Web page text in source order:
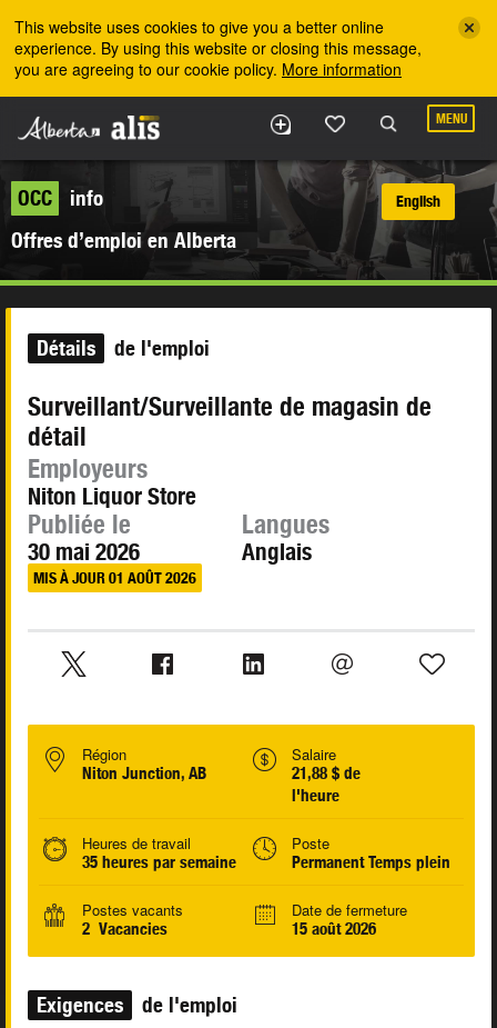
This website uses cookies to give you a better online
experience. By using this website or closing this message,
you are agreeing to our cookie policy. More information
MENU
OCC
info
Offres d’emploi en Alberta
English
Détails de l'emploi
Surveillant/Surveillante de magasin de
détail
Employeurs
Niton Liquor Store
Publiée le
30 mai 2026
MIS À JOUR 01 AOÛT 2026
Langues
Anglais
Région
Niton Junction, AB
Salaire
21,88 $ de
l'heure
Heures de travail
35 heures par semaine
Poste
Permanent Temps plein
Postes vacants
2 Vacancies
Date de fermeture
15 août 2026
Exigences de l'emploi